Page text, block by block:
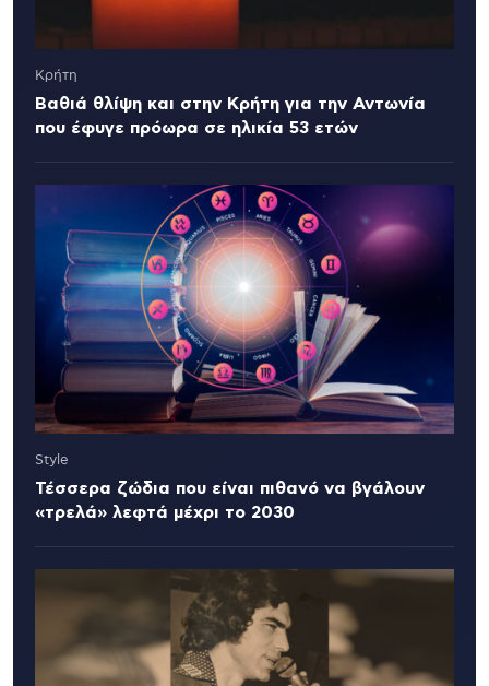
Κρήτη
Βαθιά θλίψη και στην Κρήτη για την Αντωνία
που έφυγε πρόωρα σε ηλικία 53 ετών
Style
Τέσσερα ζώδια που είναι πιθανό να βγάλουν
«τρελά» λεφτά μέχρι το 2030